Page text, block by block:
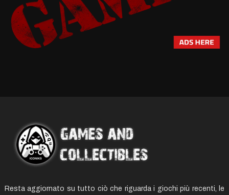
Resta aggiornato su tutto ciò che riguarda i giochi più recenti, le